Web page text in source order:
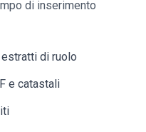
di inserimento
di ruolo
e catastali